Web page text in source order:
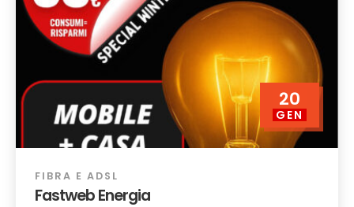
20
GEN
FIBRA E ADSL
Fastweb Energia